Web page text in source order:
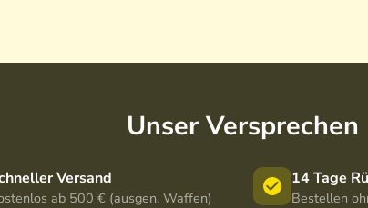
Unser Versprechen
Versand
ab 500 € (ausgen. Waffen)
14 Tage
Bestellen